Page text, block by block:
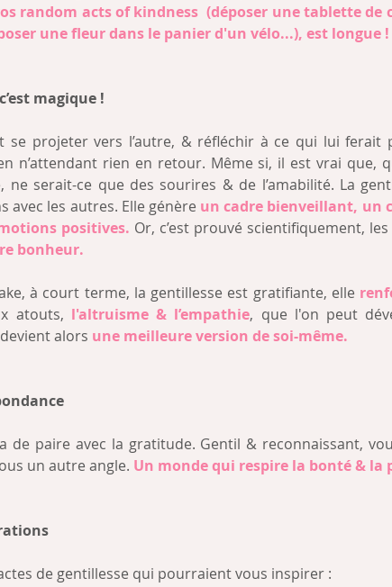
random acts of kindness  (déposer une tablette de
une fleur dans le panier d'un vélo...), est longue !
magique !
se projeter vers l’autre, & réfléchir à ce qui lui
n’attendant rien en retour. Même si, il est vrai que,
ne serait-ce que des sourires & de l’amabilité. La
avec les autres. Elle génère un cadre bienveillant, un
positives.
bonheur.
à court terme, la gentillesse est gratifiante, elle
atouts, l'altruisme & l’empathie, que l'on peut
alors une meilleure version de soi-même.
de paire avec la gratitude. Gentil & reconnaissant,
un autre angle. Un monde qui respire la bonté & la
de gentillesse qui pourraient vous inspirer :